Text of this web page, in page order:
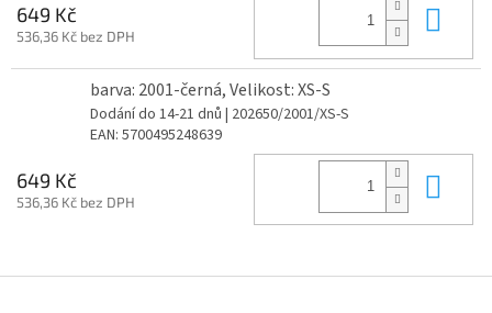
649 Kč
536,36 Kč bez DPH
barva: 2001-černá, Velikost: XS-S
Dodání do 14-21 dnů | 202650/2001/XS-S
EAN: 5700495248639
649 Kč
536,36 Kč bez DPH